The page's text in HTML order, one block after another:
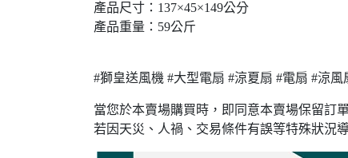
產品尺寸：137×45×149公分
產品重量：59公斤
#獅皇送風機 #大型電扇 #涼夏扇 #電扇 #涼
當您於本賣場購買時，即同意本賣場保留訂
若因天災、人禍、交易條件有誤等特殊狀況